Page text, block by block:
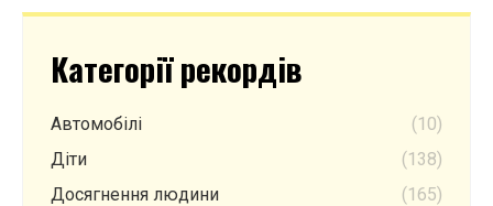
Категорії рекордів
Автомобілі
(10)
Діти
(138)
Досягнення людини
(165)